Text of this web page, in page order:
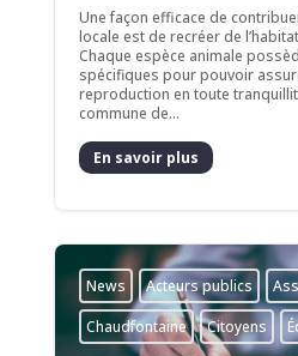
Une façon efficace de
locale est de recréer de
Chaque espèce animale
spécifiques pour pouvoir
reproduction en toute
commune de...
En savoir plus
News Acteurs publics
Chaudfontaine
Citoyens